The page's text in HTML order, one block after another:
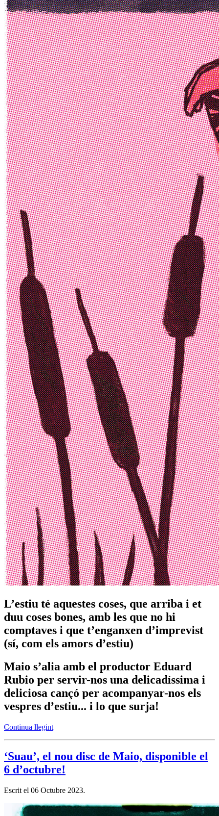
L’estiu té aquestes coses, que arriba i et
duu coses bones, amb les que no hi
comptaves i que t’enganxen d’imprevist
(sí, com els amors d’estiu)
Maio s’alia amb el productor Eduard
Rubio per servir-nos una delicadíssima i
deliciosa cançó per acompanyar-nos els
vespres d’estiu... i lo que surja!
Continua llegint
‘Suau’, el nou disc de Maio, disponible el
6 d’octubre!
Escrit el 06 Octubre 2023.